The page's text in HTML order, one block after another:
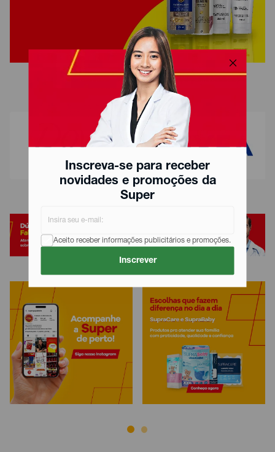
Inscreva-se para receber
novidades e promoções da
Super
Aceito receber informações publicitários e promoções.
Inscrever